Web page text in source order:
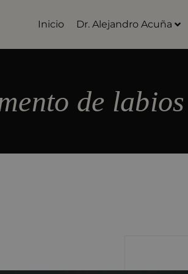
Inicio Dr. Alejandro Acuña
de labios